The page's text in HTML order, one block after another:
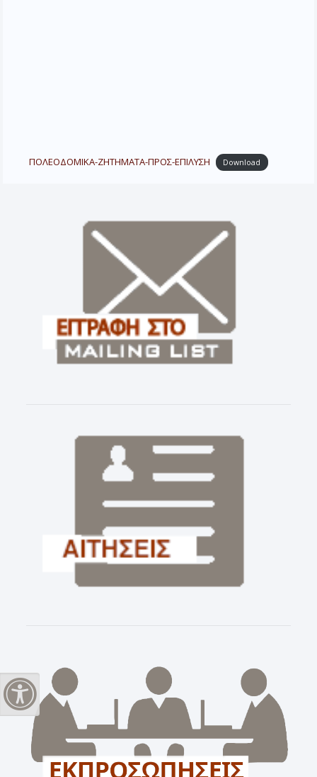
Εναλλαγή Υψηλής Αντίθεσης
ΠΟΛΕΟΔΟΜΙΚΑ-ΖΗΤΗΜΑΤΑ-ΠΡΟΣ-ΕΠΙΛΥΣΗ Download